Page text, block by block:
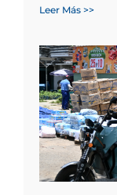
Leer Más >>